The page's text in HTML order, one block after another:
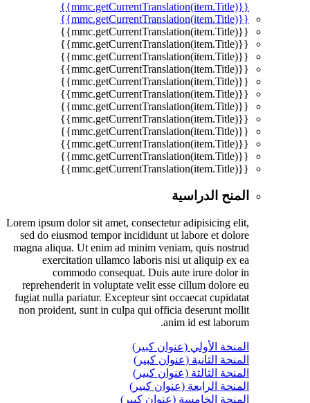
{{mmc.getCurrentTranslation(item.Title)}}
{{mmc.getCurrentTranslation(item.Title)}}
{{mmc.getCurrentTranslation(item.Title)}}
{{mmc.getCurrentTranslation(item.Title)}}
{{mmc.getCurrentTranslation(item.Title)}}
{{mmc.getCurrentTranslation(item.Title)}}
{{mmc.getCurrentTranslation(item.Title)}}
{{mmc.getCurrentTranslation(item.Title)}}
{{mmc.getCurrentTranslation(item.Title)}}
{{mmc.getCurrentTranslation(item.Title)}}
{{mmc.getCurrentTranslation(item.Title)}}
{{mmc.getCurrentTranslation(item.Title)}}
{{mmc.getCurrentTranslation(item.Title)}}
{{mmc.getCurrentTranslation(item.Title)}}
المنح الدراسية
Lorem ipsum dolor sit amet, consectetur adipisicing elit,
sed do eiusmod tempor incididunt ut labore et dolore
magna aliqua. Ut enim ad minim veniam, quis nostrud
exercitation ullamco laboris nisi ut aliquip ex ea
commodo consequat. Duis aute irure dolor in
reprehenderit in voluptate velit esse cillum dolore eu
fugiat nulla pariatur. Excepteur sint occaecat cupidatat
non proident, sunt in culpa qui officia deserunt mollit
anim id est laborum.
المنحة الأولي (عنوان كبير)
المنحة الثانية (عنوان كبير)
المنحة الثالثة (عنوان كبير)
المنحة الرابعة (عنوان كبير)
المنحة الخامسة (عنوان كبير)